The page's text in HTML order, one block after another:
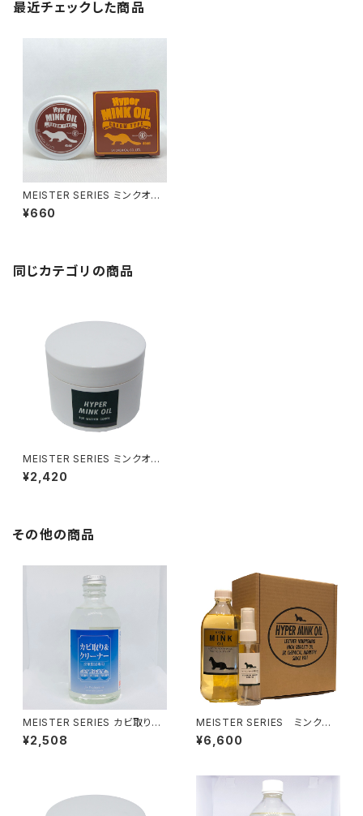
最近チェックした商品
MEISTER SERIES ミンクオイ
ル クリームタイプ45
¥660
同じカテゴリの商品
MEISTER SERIES ミンクオイ
ル クリームタイプ250
¥2,420
その他の商品
MEISTER SERIES カビ取り＆
クリーナー280
¥2,508
MEISTER SERIES ミンクオ
イル リキッドタイプ500
¥6,600